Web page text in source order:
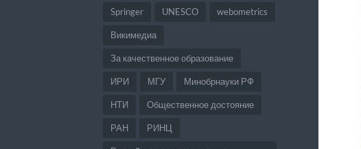
Springer UNESCO webometrics
Викимедиа
За качественное образование
ИРИ МГУ Минобрнауки РФ
НТИ Общественное достояние
РАН РИНЦ